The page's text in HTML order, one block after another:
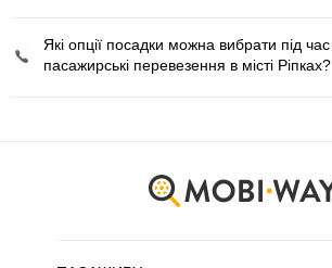
Які опції посадки можна вибрати під
пасажирські перевезення в місті Ріпках?